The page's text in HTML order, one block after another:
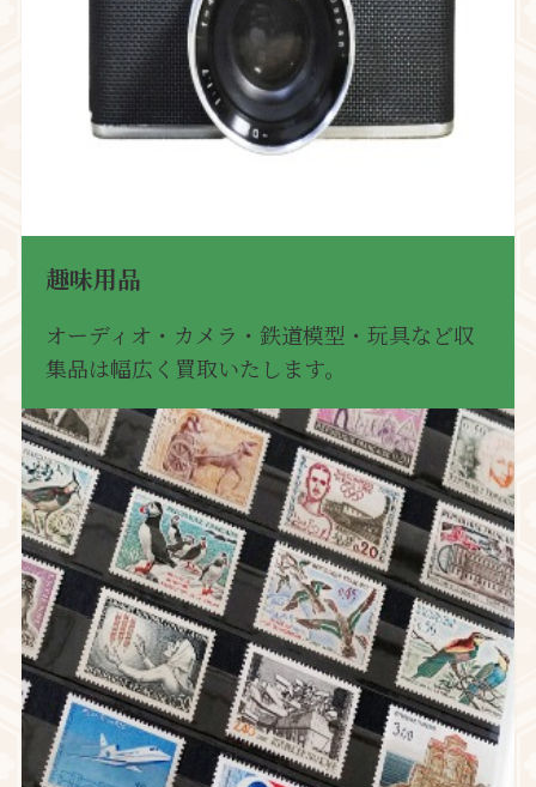
趣味用品
オーディオ・カメラ・鉄道模型・玩具など収
集品は幅広く買取いたします。